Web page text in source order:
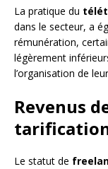
La pratique du
dans le secteur, a
rémunération,
légèrement
l’organisation de
Revenus
Le statut de